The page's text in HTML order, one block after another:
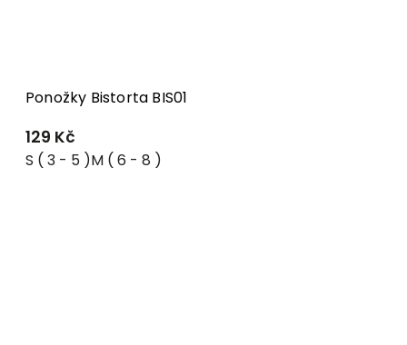
Ponožky Bistorta BIS01
129 Kč
S ( 3 - 5 )M ( 6 - 8 )